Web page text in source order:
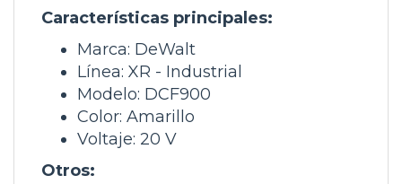
Características principales:
Marca: DeWalt
Línea: XR - Industrial
Modelo: DCF900
Color: Amarillo
Voltaje: 20 V
Otros: